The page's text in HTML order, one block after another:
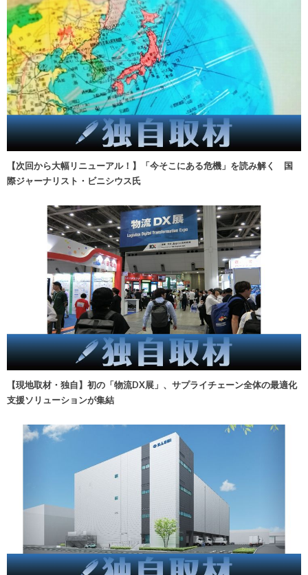
【次回から大幅リニューアル！】「今そこにある危機」を読み解く 国
際ジャーナリスト・ビニシウス氏
【現地取材・独自】初の「物流DX展」、サプライチェーン全体の最適化
支援ソリューションが集結